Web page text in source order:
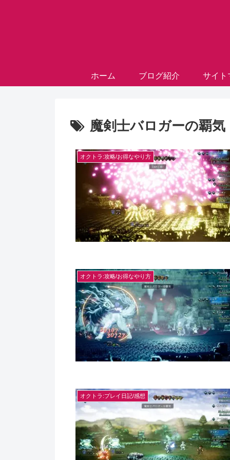
ホーム ブログ紹介 サイト
魔剣士バロガーの覇気
オクトラ:攻略/お得なやり方
オクトラ:攻略/お得なやり方
オクトラ:プレイ日記/感想